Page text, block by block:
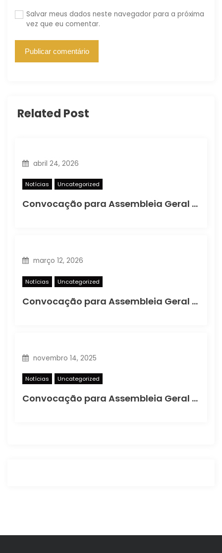
Salvar meus dados neste navegador para a próxima
vez que eu comentar.
Related Post
abril 24, 2026
Notícias Uncategorized
Convocação para Assembleia Geral Ordinária
março 12, 2026
Notícias Uncategorized
Convocação para Assembleia Geral Extraordinária
novembro 14, 2025
Notícias Uncategorized
Convocação para Assembleia Geral Extraordinária